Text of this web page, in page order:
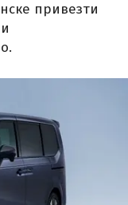
привезти